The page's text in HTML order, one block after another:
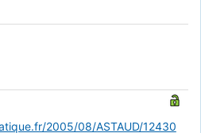
2005/08/ASTAUD/12430